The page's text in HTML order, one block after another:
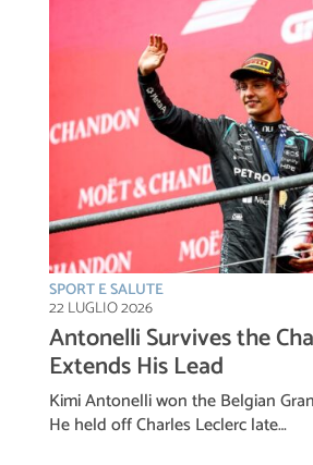
SPORT E SALUTE
22 LUGLIO 2026
Antonelli Survives the
Extends His Lead
Kimi Antonelli won the Belgian
He held off Charles Leclerc late…